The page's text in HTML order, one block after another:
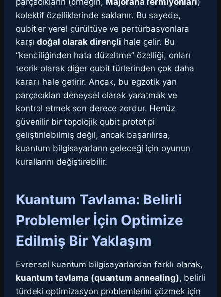
parçacıkların (örneğin, Majorana fermiyonları)
kolektif özelliklerinde saklanır. Bu sayede,
qubitler yerel gürültüye ve pertürbasyonlara
karşı doğal olarak dirençli hale gelir. Bu
“kendiliğinden hata düzeltme” özelliği, onları
teorik olarak diğer qubit türlerinden çok daha
kararlı hale getirir. Ancak, bu egzotik yarı
parçacıkları deneysel olarak yaratmak ve
kontrol etmek son derece zordur. Henüz
güvenilir bir topolojik qubit prototipi
geliştirilebilmiş değil, ancak başarılırsa,
kuantum bilgisayarların geleceği için oyunun
kurallarını değiştirebilir.
Kuantum Tavlama: Belirli
Problemler İçin Optimize
Edilmiş Bir Yaklaşım
Evrensel kuantum bilgisayarlardan farklı olarak,
kuantum tavlama (quantum annealing), belirli
türdeki optimizasyon problemlerini çözmek için